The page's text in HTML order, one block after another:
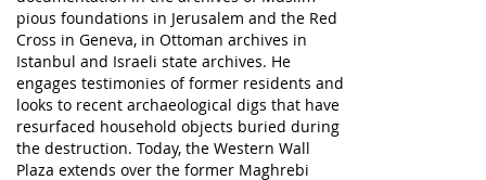
pious foundations in Jerusalem and the Red
Cross in Geneva, in Ottoman archives in
Istanbul and Israeli state archives. He
engages testimonies of former residents and
looks to recent archaeological digs that have
resurfaced household objects buried during
the destruction. Today, the Western Wall
Plaza extends over the former Maghrebi